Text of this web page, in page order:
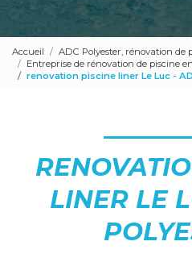
Accueil
ADC Polyester, rénovation
Entreprise de rénovation de piscine
renovation piscine liner Le Luc -
LINER LE